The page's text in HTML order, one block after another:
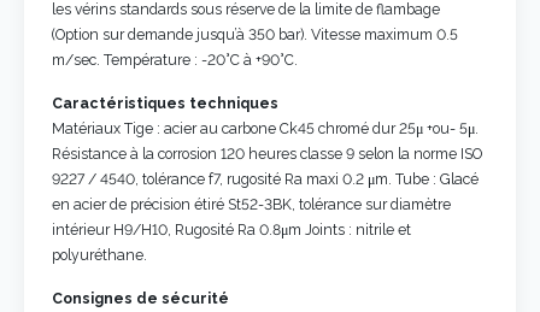
les vérins standards sous réserve de la limite de flambage
(Option sur demande jusqu’à 350 bar). Vitesse maximum 0.5
m/sec. Température : -20°C à +90°C.
Caractéristiques techniques
Matériaux Tige : acier au carbone Ck45 chromé dur 25μ +ou- 5μ.
Résistance à la corrosion 120 heures classe 9 selon la norme ISO
9227 / 4540, tolérance f7, rugosité Ra maxi 0.2 μm. Tube : Glacé
en acier de précision étiré St52-3BK, tolérance sur diamètre
intérieur H9/H10, Rugosité Ra 0.8μm Joints : nitrile et
polyuréthane.
Consignes de sécurité